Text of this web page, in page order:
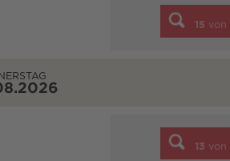
15 von
13 von